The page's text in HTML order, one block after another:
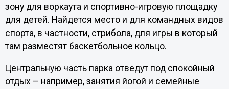
зону для воркаута и спортивно-игровую площадку
для детей. Найдется место и для командных видов
спорта, в частности, стрибола, для игры в который
там разместят баскетбольное кольцо.
Центральную часть парка отведут под спокойный
отдых – например, занятия йогой и семейные